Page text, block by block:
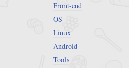
Front-end
OS
Linux
Android
Tools